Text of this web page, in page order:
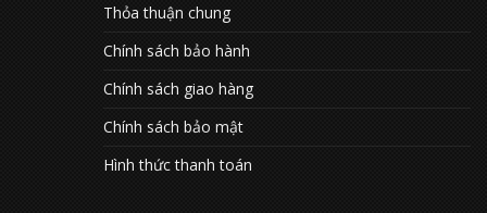
Thỏa thuận chung
Chính sách bảo hành
Chính sách giao hàng
Chính sách bảo mật
Hình thức thanh toán